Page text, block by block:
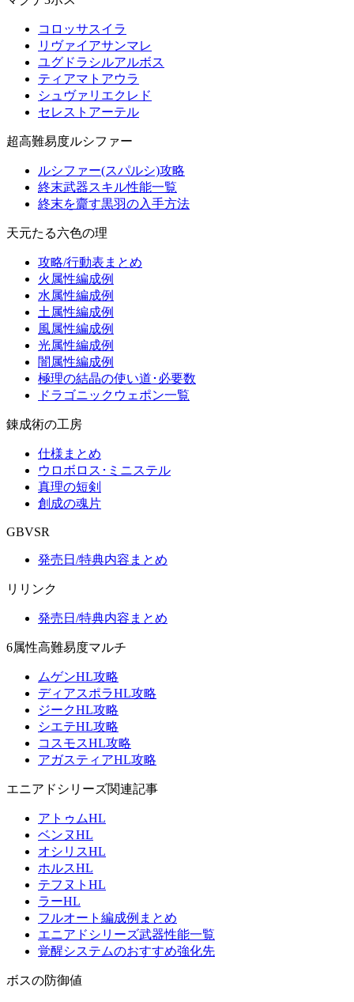
コロッサスイラ
リヴァイアサンマレ
ユグドラシルアルボス
ティアマトアウラ
シュヴァリエクレド
セレストアーテル
超高難易度ルシファー
ルシファー(スパルシ)攻略
終末武器スキル性能一覧
終末を齎す黒羽の入手方法
天元たる六色の理
攻略/行動表まとめ
火属性編成例
水属性編成例
土属性編成例
風属性編成例
光属性編成例
闇属性編成例
極理の結晶の使い道･必要数
ドラゴニックウェポン一覧
錬成術の工房
仕様まとめ
ウロボロス･ミニステル
真理の短剣
創成の魂片
GBVSR
発売日/特典内容まとめ
リリンク
発売日/特典内容まとめ
6属性高難易度マルチ
ムゲンHL攻略
ディアスポラHL攻略
ジークHL攻略
シエテHL攻略
コスモスHL攻略
アガスティアHL攻略
エニアドシリーズ関連記事
アトゥムHL
ベンヌHL
オシリスHL
ホルスHL
テフヌトHL
ラーHL
フルオート編成例まとめ
エニアドシリーズ武器性能一覧
覚醒システムのおすすめ強化先
ボスの防御値